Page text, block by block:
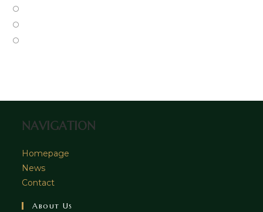
tab
NAVIGATION
Homepage
News
Contact
About Us